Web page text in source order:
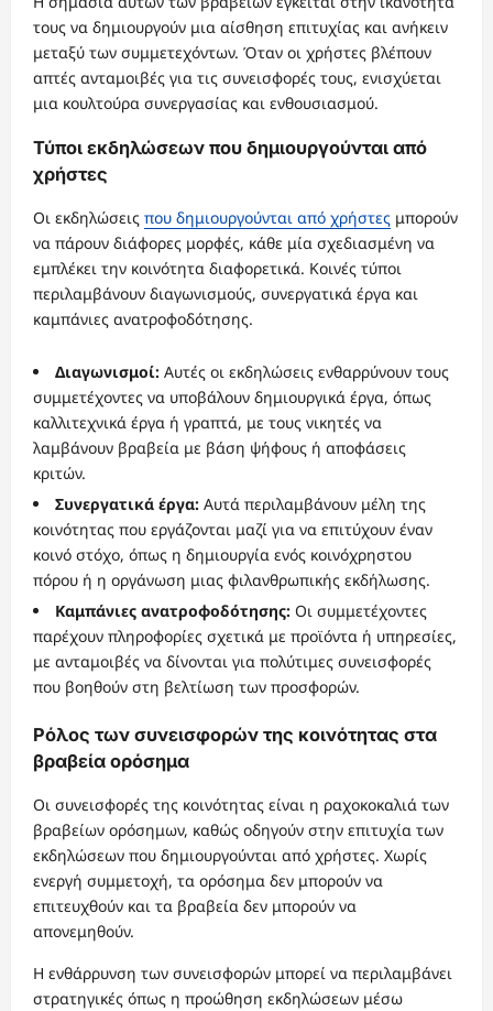
τους να δημιουργούν μια αίσθηση επιτυχίας και ανήκειν
μεταξύ των συμμετεχόντων. Όταν οι χρήστες βλέπουν
απτές ανταμοιβές για τις συνεισφορές τους, ενισχύεται
μια κουλτούρα συνεργασίας και ενθουσιασμού.
Τύποι εκδηλώσεων που δημιουργούνται από
χρήστες
Οι εκδηλώσεις που δημιουργούνται από χρήστες μπορούν
να πάρουν διάφορες μορφές, κάθε μία σχεδιασμένη να
εμπλέκει την κοινότητα διαφορετικά. Κοινές τύποι
περιλαμβάνουν διαγωνισμούς, συνεργατικά έργα και
καμπάνιες ανατροφοδότησης.
Διαγωνισμοί: Αυτές οι εκδηλώσεις ενθαρρύνουν τους
συμμετέχοντες να υποβάλουν δημιουργικά έργα, όπως
καλλιτεχνικά έργα ή γραπτά, με τους νικητές να
λαμβάνουν βραβεία με βάση ψήφους ή αποφάσεις
κριτών.
Συνεργατικά έργα: Αυτά περιλαμβάνουν μέλη της
κοινότητας που εργάζονται μαζί για να επιτύχουν έναν
κοινό στόχο, όπως η δημιουργία ενός κοινόχρηστου
πόρου ή η οργάνωση μιας φιλανθρωπικής εκδήλωσης.
Καμπάνιες ανατροφοδότησης: Οι συμμετέχοντες
παρέχουν πληροφορίες σχετικά με προϊόντα ή υπηρεσίες,
με ανταμοιβές να δίνονται για πολύτιμες συνεισφορές
που βοηθούν στη βελτίωση των προσφορών.
Ρόλος των συνεισφορών της κοινότητας στα
βραβεία ορόσημα
Οι συνεισφορές της κοινότητας είναι η ραχοκοκαλιά των
βραβείων ορόσημων, καθώς οδηγούν στην επιτυχία των
εκδηλώσεων που δημιουργούνται από χρήστες. Χωρίς
ενεργή συμμετοχή, τα ορόσημα δεν μπορούν να
επιτευχθούν και τα βραβεία δεν μπορούν να
απονεμηθούν.
Η ενθάρρυνση των συνεισφορών μπορεί να περιλαμβάνει
στρατηγικές όπως η προώθηση εκδηλώσεων μέσω